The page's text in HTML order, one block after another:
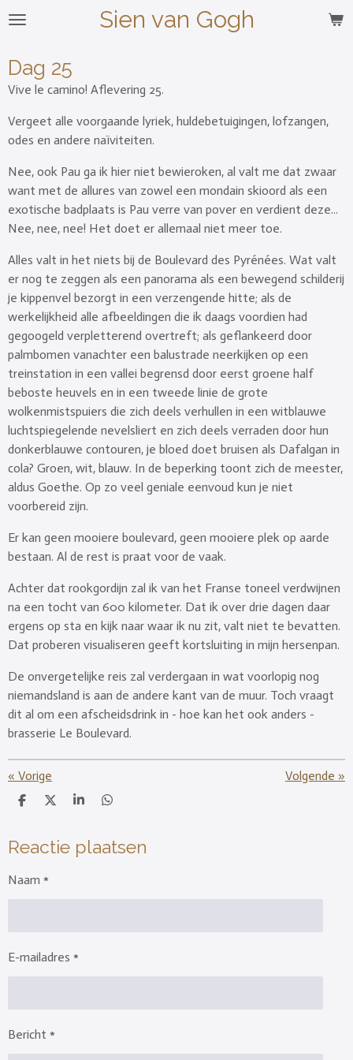
Ga
de
hoofdinhoud
Sien van Gogh
Dag 25
Vive le camino! Aflevering 25.
Vergeet alle voorgaande lyriek, huldebetuigingen, lofzangen,
odes en andere naïviteiten.
Nee, ook Pau ga ik hier niet bewieroken, al valt me dat zwaar
want met de allures van zowel een mondain skioord als een
exotische badplaats is Pau verre van pover en verdient deze...
Nee, nee, nee! Het doet er allemaal niet meer toe.
Alles valt in het niets bij de Boulevard des Pyrénées. Wat valt
er nog te zeggen als een panorama als een bewegend schilderij
je kippenvel bezorgt in een verzengende hitte; als de
werkelijkheid alle afbeeldingen die ik daags voordien had
gegoogeld verpletterend overtreft; als geflankeerd door
palmbomen vanachter een balustrade neerkijken op een
treinstation in een vallei begrensd door eerst groene half
beboste heuvels en in een tweede linie de grote
wolkenmistspuiers die zich deels verhullen in een witblauwe
luchtspiegelende nevelsliert en zich deels verraden door hun
donkerblauwe contouren, je bloed doet bruisen als Dafalgan in
cola? Groen, wit, blauw. In de beperking toont zich de meester,
aldus Goethe. Op zo veel geniale eenvoud kun je niet
voorbereid zijn.
Er kan geen mooiere boulevard, geen mooiere plek op aarde
bestaan. Al de rest is praat voor de vaak.
Achter dat rookgordijn zal ik van het Franse toneel verdwijnen
na een tocht van 600 kilometer. Dat ik over drie dagen daar
ergens op sta en kijk naar waar ik nu zit, valt niet te bevatten.
Dat proberen visualiseren geeft kortsluiting in mijn hersenpan.
De onvergetelijke reis zal verdergaan in wat voorlopig nog
niemandsland is aan de andere kant van de muur. Toch vraagt
dit al om een afscheidsdrink in - hoe kan het ook anders -
brasserie Le Boulevard.
« Vorige Volgende »
D
e
n
D
l
S
r
e
D
e
n
Reactie plaatsen
Naam *
E-mailadres *
Bericht *